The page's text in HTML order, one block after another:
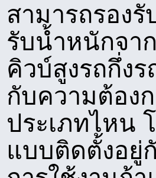
สามารถรอง
รับน้ำหนักจา
คิวบ์สูงรถกึ่ง
กับความต้อง
ประเภทไหน
แบบติดตั้งอยู่